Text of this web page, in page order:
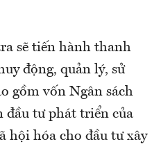
sẽ tiến hành thanh
động, quản lý, sử
gồm vốn Ngân sách
đầu tư phát triển của
hội hóa cho đầu tư xây